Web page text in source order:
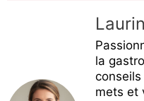
la
mets et